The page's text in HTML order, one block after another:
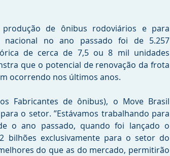
de ônibus rodoviários e para
nacional no ano passado foi de 5.257
de cerca de 7,5 ou 8 mil unidades
que o potencial de renovação da frota
ocorrendo nos últimos anos.
Fabricantes de ônibus), o Move Brasil
o setor. ”Estávamos trabalhando para
o ano passado, quando foi lançado o
bilhões exclusivamente para o setor do
do que as do mercado, permitirão